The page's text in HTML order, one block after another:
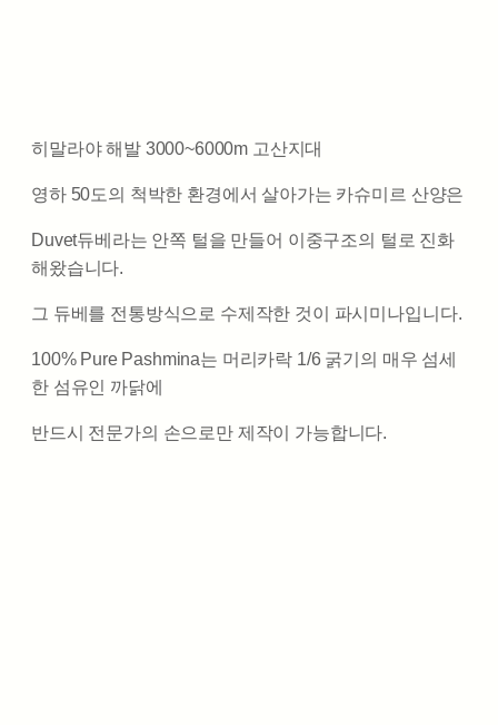
히말라야 해발 3000~6000m 고산지대
영하 50도의 척박한 환경에서 살아가는 카슈미르 산양은
Duvet듀베라는 안쪽 털을 만들어 이중구조의 털로 진화
해왔습니다.
그 듀베를 전통방식으로 수제작한 것이 파시미나입니다.
100% Pure Pashmina는 머리카락 1/6 굵기의 매우 섬세
한 섬유인 까닭에
반드시 전문가의 손으로만 제작이 가능합니다.